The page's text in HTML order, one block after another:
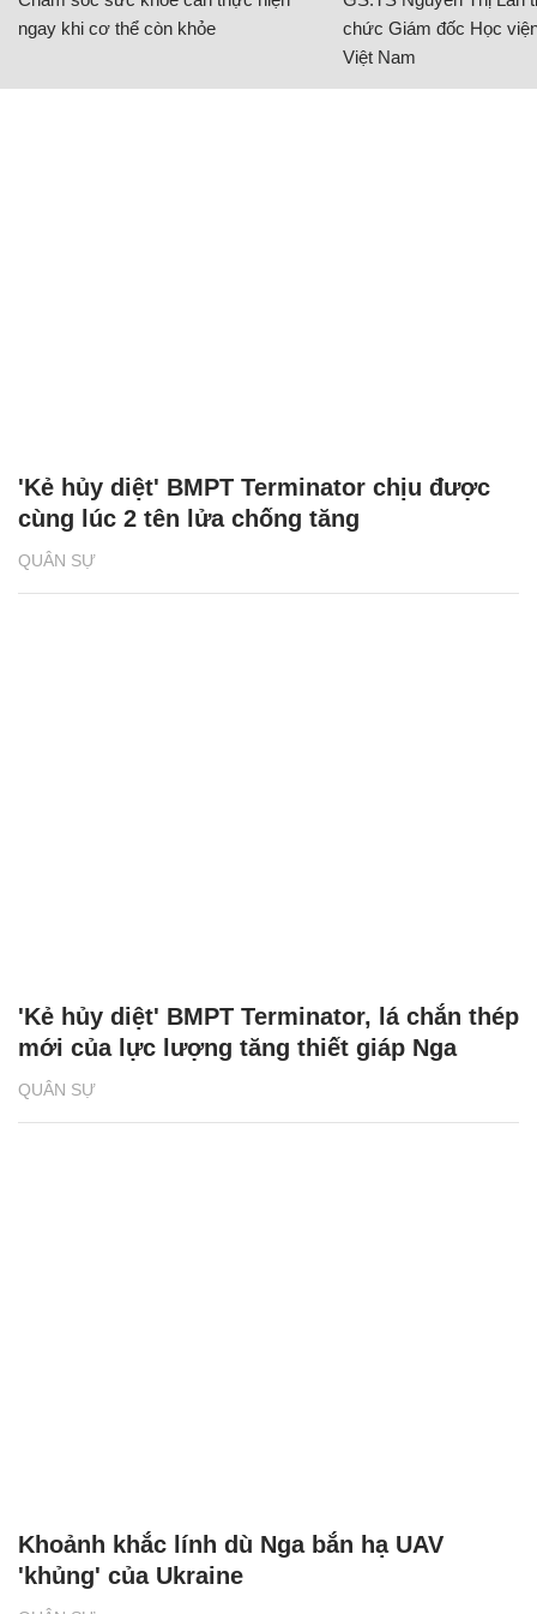
ngay khi cơ thể còn khỏe
chức Giám đốc Học
Việt Nam
QUÂN SỰ
'Kẻ hủy diệt' BMPT Terminator chịu được
cùng lúc 2 tên lửa chống tăng
QUÂN SỰ
'Kẻ hủy diệt' BMPT Terminator, lá chắn thép
mới của lực lượng tăng thiết giáp Nga
Khoảnh khắc lính dù Nga bắn hạ UAV
'khủng' của Ukraine